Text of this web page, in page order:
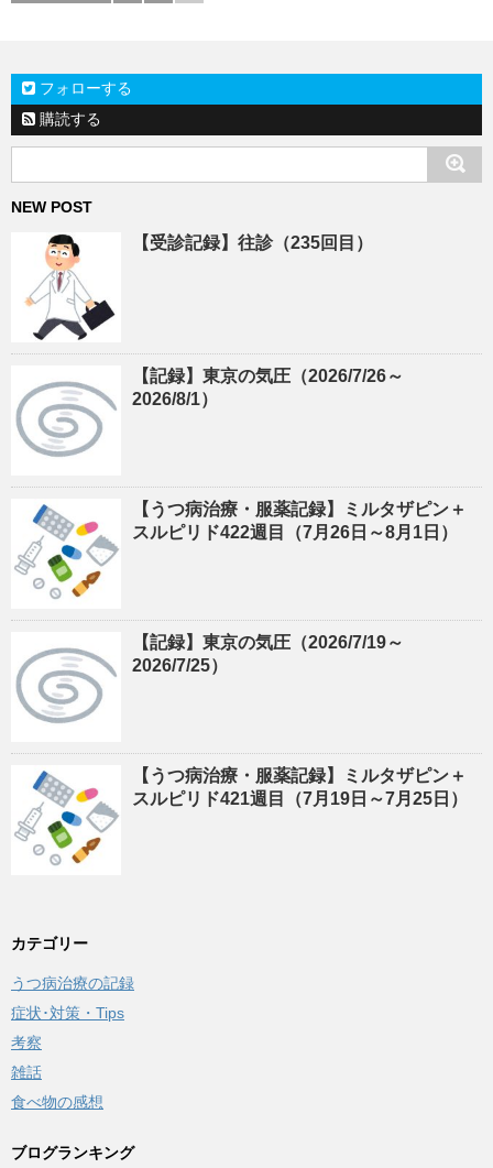
フォローする
購読する
NEW POST
【受診記録】往診（235回目）
【記録】東京の気圧（2026/7/26～
2026/8/1）
【うつ病治療・服薬記録】ミルタザピン＋
スルピリド422週目（7月26日～8月1日）
【記録】東京の気圧（2026/7/19～
2026/7/25）
【うつ病治療・服薬記録】ミルタザピン＋
スルピリド421週目（7月19日～7月25日）
カテゴリー
うつ病治療の記録
症状･対策・Tips
考察
雑話
食べ物の感想
ブログランキング